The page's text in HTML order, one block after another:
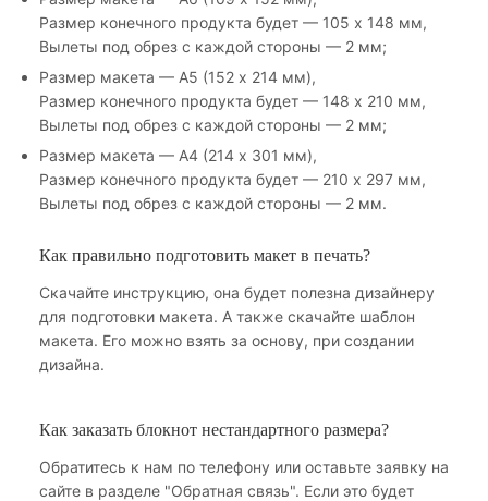
Размер конечного продукта будет — 105 х 148 мм,
Вылеты под обрез с каждой стороны — 2 мм;
Размер макета — А5 (152 х 214 мм),
Размер конечного продукта будет — 148 х 210 мм,
Вылеты под обрез с каждой стороны — 2 мм;
Размер макета — А4 (214 х 301 мм),
Размер конечного продукта будет — 210 х 297 мм,
Вылеты под обрез с каждой стороны — 2 мм.
Как правильно подготовить макет в печать?
Скачайте инструкцию, она будет полезна дизайнеру
для подготовки макета. А также скачайте шаблон
макета. Его можно взять за основу, при создании
дизайна.
Как заказать блокнот нестандартного размера?
Обратитесь к нам по телефону или оставьте заявку на
сайте в разделе "Обратная связь". Если это будет